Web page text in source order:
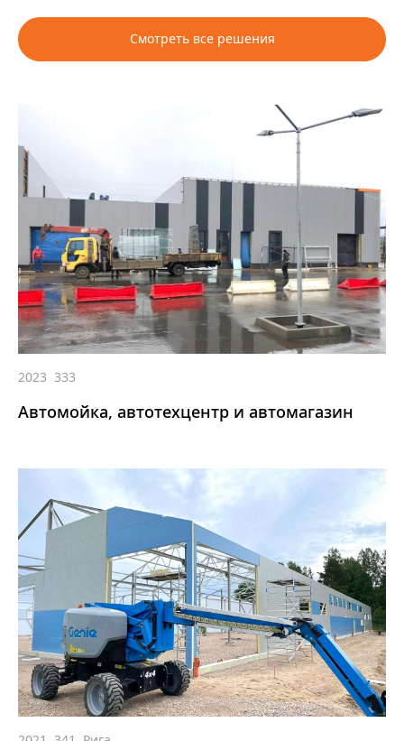
Смотреть все решения
2023 333
Автомойка, автотехцентр и автомагазин